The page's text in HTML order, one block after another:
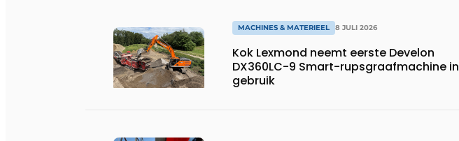
MACHINES & MATERIEEL 8 JULI 2026
Kok Lexmond neemt eerste Develon
DX360LC-9 Smart-rupsgraafmachine in
gebruik